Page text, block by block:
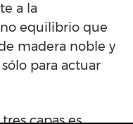
a la
equilibrio que
madera noble y
para actuar
capas es